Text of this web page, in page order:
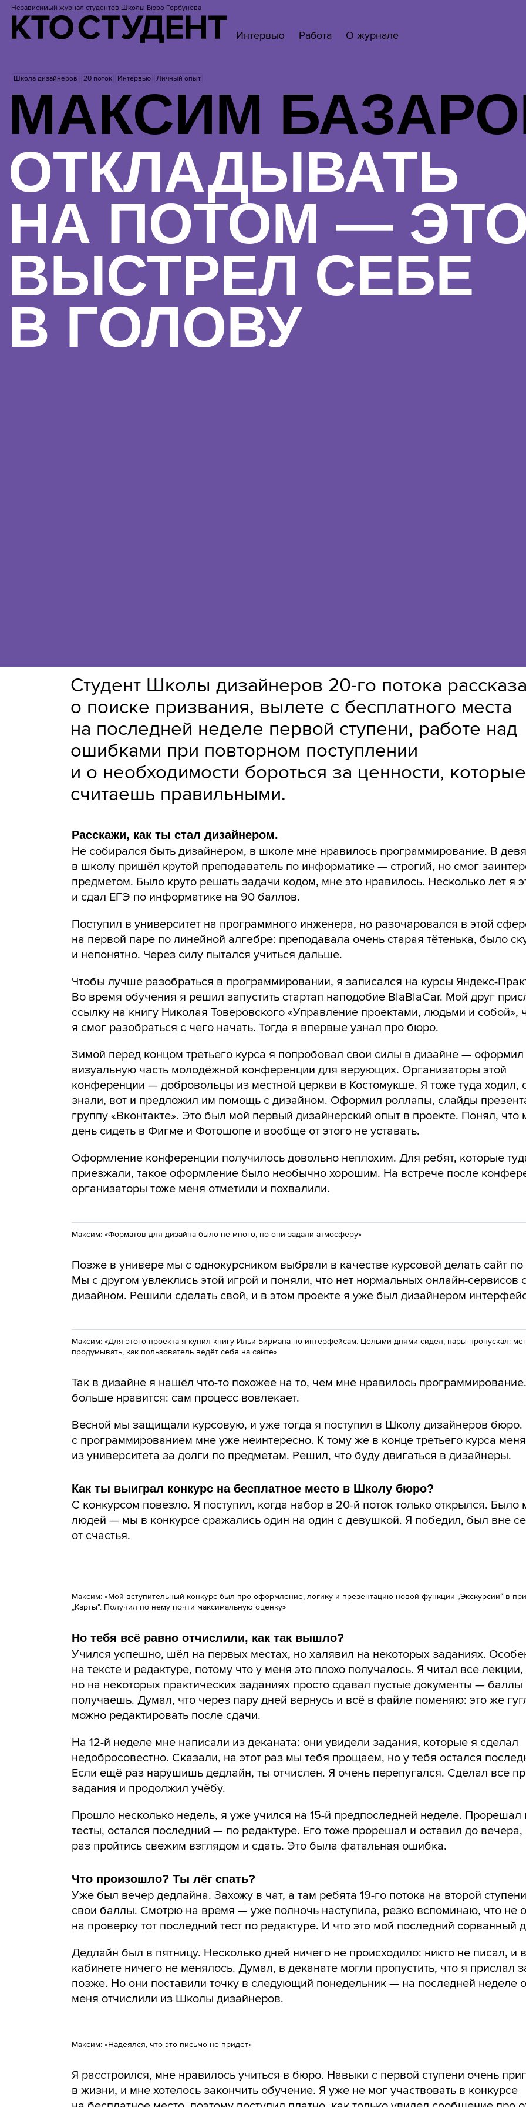
Независимый журнал студентов Школы Бюро Горбунова
Интервью Работа О журнале
Школа дизайнеров 20 поток Интервью Личный опыт
МАКСИМ
ОТКЛАДЫВАТЬ
НА ПОТОМ —
ВЫСТРЕЛ СЕБЕ
В ГОЛОВУ
Студент Школы дизайнеров 20-го потока
о поиске призвания, вылете с бесплатного места
на последней неделе первой ступени, работе над
ошибками при повторном поступлении
и о необходимости бороться за ценности, которые
считаешь правильными.
Расскажи, как ты стал дизайнером.
Не собирался быть дизайнером, в школе мне нравилось программирование. В
в школу пришёл крутой преподаватель по информатике — строгий, но смог
предметом. Было круто решать задачи кодом, мне это нравилось. Несколько лет я
и сдал ЕГЭ по информатике на 90 баллов.
Поступил в университет на программного инженера, но разочаровался в этой
на первой паре по линейной алгебре: преподавала очень старая тётенька, было
и непонятно. Через силу пытался учиться дальше.
Чтобы лучше разобраться в программировании, я записался на курсы Яндекс-
Во время обучения я решил запустить стартап наподобие BlaBlaCar. Мой друг
ссылку на книгу Николая Товеровского «Управление проектами, людьми и собой»,
я смог разобраться с чего начать. Тогда я впервые узнал про бюро.
Зимой перед концом третьего курса я попробовал свои силы в дизайне — оформил
визуальную часть молодёжной конференции для верующих. Организаторы этой
конференции — добровольцы из местной церкви в Костомукше. Я тоже туда ходил,
знали, вот и предложил им помощь с дизайном. Оформил роллапы, слайды
группу «Вконтакте». Это был мой первый дизайнерский опыт в проекте. Понял, что
день сидеть в Фигме и Фотошопе и вообще от этого не уставать.
Оформление конференции получилось довольно неплохим. Для ребят, которые
приезжали, такое оформление было необычно хорошим. На встрече после
организаторы тоже меня отметили и похвалили.
Максим: «Форматов для дизайна было не много, но они задали атмосферу»
Позже в универе мы с однокурсником выбрали в качестве курсовой делать сайт по
Мы с другом увлеклись этой игрой и поняли, что нет нормальных онлайн-сервисов
дизайном. Решили сделать свой, и в этом проекте я уже был дизайнером
Максим: «Для этого проекта я купил книгу Ильи Бирмана по интерфейсам. Целыми днями сидел, пары пропускал:
продумывать, как пользователь ведёт себя на сайте»
Так в дизайне я нашёл что-то похожее на то, чем мне нравилось
больше нравится: сам процесс вовлекает.
Весной мы защищали курсовую, и уже тогда я поступил в Школу дизайнеров бюро.
с программированием мне уже неинтересно. К тому же в конце третьего курса
из университета за долги по предметам. Решил, что буду двигаться в дизайнеры.
Как ты выиграл конкурс на бесплатное место в Школу бюро?
С конкурсом повезло. Я поступил, когда набор в 20-й поток только открылся. Было
людей — мы в конкурсе сражались один на один с девушкой. Я победил, был вне
от счастья.
Максим: «Мой вступительный конкурс был про оформление, логику и презентацию новой функции „Экскурсии“ в
„Карты“. Получил по нему почти максимальную оценку»
Но тебя всё равно отчислили, как так вышло?
Учился успешно, шёл на первых местах, но халявил на некоторых заданиях.
на тексте и редактуре, потому что у меня это плохо получалось. Я читал все лекции,
но на некоторых практических заданиях просто сдавал пустые документы —
получаешь. Думал, что через пару дней вернусь и всё в файле поменяю: это же
можно редактировать после сдачи.
На 12-й неделе мне написали из деканата: они увидели задания, которые я сделал
недобросовестно. Сказали, на этот раз мы тебя прощаем, но у тебя остался
Если ещё раз нарушишь дедлайн, ты отчислен. Я очень перепугался. Сделал все
задания и продолжил учёбу.
Прошло несколько недель, я уже учился на 15-й предпоследней неделе. Прорешал
тесты, остался последний — по редактуре. Его тоже прорешал и оставил до
раз пройтись свежим взглядом и сдать. Это была фатальная ошибка.
Что произошло? Ты лёг спать?
Уже был вечер дедлайна. Захожу в чат, а там ребята 19-го потока на второй
свои баллы. Смотрю на время — уже полночь наступила, резко вспоминаю, что не
на проверку тот последний тест по редактуре. И что это мой последний сорванный
Дедлайн был в пятницу. Несколько дней ничего не происходило: никто не писал, и
кабинете ничего не менялось. Думал, в деканате могли пропустить, что я прислал
позже. Но они поставили точку в следующий понедельник — на последней неделе
меня отчислили из Школы дизайнеров.
Максим: «Надеялся, что это письмо не придёт»
Я расстроился, мне нравилось учиться в бюро. Навыки с первой ступени очень
в жизни, и мне хотелось закончить обучение. Я уже не мог участвовать в конкурсе